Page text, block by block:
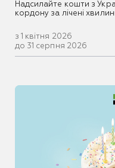
Надсилайте кошти з
кордону за лічені
з 1 квітня 2026
до 31 серпня 2026